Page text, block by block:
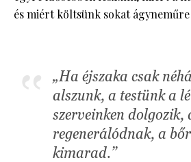
és miért költsünk sokat ágyneműre
„Ha éjszaka csak
alszunk, a testünk a
szerveinken dolgozik,
regenerálódnak, a
kimarad.”